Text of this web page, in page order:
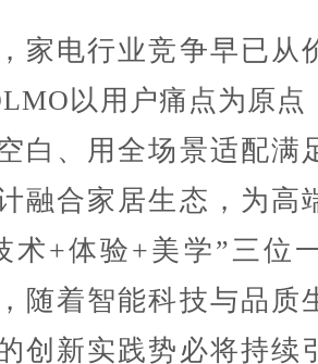
电行业竞争早已从
以用户痛点为原点
白、用全场景适配满
融合家居生态，为高
术+体验+美学”三位
随着智能科技与品质
创新实践势必将持续